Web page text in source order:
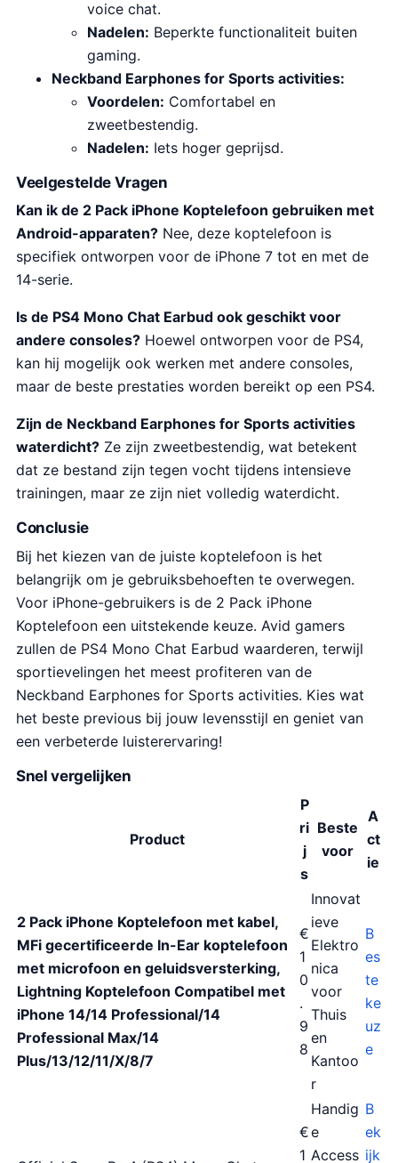
voice chat.
Nadelen: Beperkte functionaliteit buiten
gaming.
Neckband Earphones for Sports activities:
Voordelen: Comfortabel en
zweetbestendig.
Nadelen: Iets hoger geprijsd.
Veelgestelde Vragen
Kan ik de 2 Pack iPhone Koptelefoon gebruiken met
Android-apparaten? Nee, deze koptelefoon is
specifiek ontworpen voor de iPhone 7 tot en met de
14-serie.
Is de PS4 Mono Chat Earbud ook geschikt voor
andere consoles? Hoewel ontworpen voor de PS4,
kan hij mogelijk ook werken met andere consoles,
maar de beste prestaties worden bereikt op een PS4.
Zijn de Neckband Earphones for Sports activities
waterdicht? Ze zijn zweetbestendig, wat betekent
dat ze bestand zijn tegen vocht tijdens intensieve
trainingen, maar ze zijn niet volledig waterdicht.
Conclusie
Bij het kiezen van de juiste koptelefoon is het
belangrijk om je gebruiksbehoeften te overwegen.
Voor iPhone-gebruikers is de 2 Pack iPhone
Koptelefoon een uitstekende keuze. Avid gamers
zullen de PS4 Mono Chat Earbud waarderen, terwijl
sportievelingen het meest profiteren van de
Neckband Earphones for Sports activities. Kies wat
het beste previous bij jouw levensstijl en geniet van
een verbeterde luisterervaring!
Snel vergelijken
Product
P
ri
j
s
Beste
voor
A
ct
ie
2 Pack iPhone Koptelefoon met kabel,
MFi gecertificeerde In-Ear koptelefoon
met microfoon en geluidsversterking,
Lightning Koptelefoon Compatibel met
iPhone 14/14 Professional/14
Professional Max/14
Plus/13/12/11/X/8/7
€
1
0
.
9
8
Innovat
ieve
Elektro
nica
voor
Thuis
en
Kantoo
r
B
es
te
ke
uz
e
€
1
Handig
e
Access
B
ek
ijk